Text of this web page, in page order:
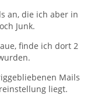
an, die ich aber in
Junk.
finde ich dort 2
Mails
liegt.